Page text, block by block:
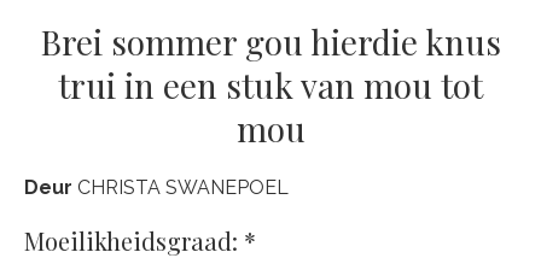
Brei sommer gou hierdie knus
trui in een stuk van mou tot
mou
Deur CHRISTA SWANEPOEL
Moeilikheidsgraad: *